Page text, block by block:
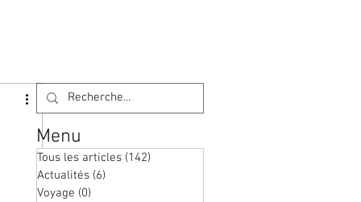
Menu
Tous les articles (142)
Actualités (6)
Voyage (0)